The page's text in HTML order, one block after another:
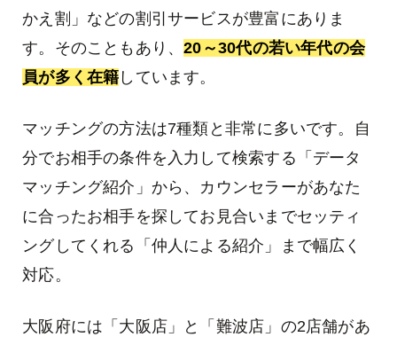
かえ割」などの割引サービスが豊富にありま
す。そのこともあり、20～30代の若い年代の会
員が多く在籍 しています。
マッチングの方法は7種類と非常に多いです。自
分でお相手の条件を入力して検索する「データ
マッチング紹介」から、カウンセラーがあなた
に合ったお相手を探してお見合いまでセッティ
ングしてくれる「仲人による紹介」まで幅広く
対応。
大阪府には「大阪店」と「難波店」の2店舗があ